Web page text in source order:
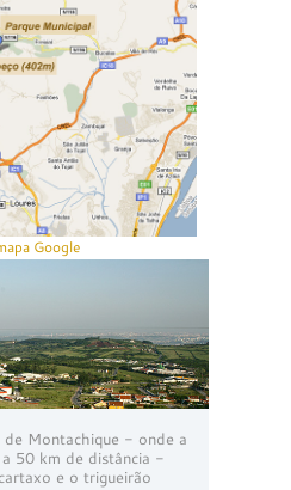
Google
Montachique - onde a
50 km de distância -
e o trigueirão